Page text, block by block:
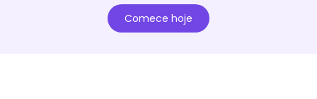
Comece hoje